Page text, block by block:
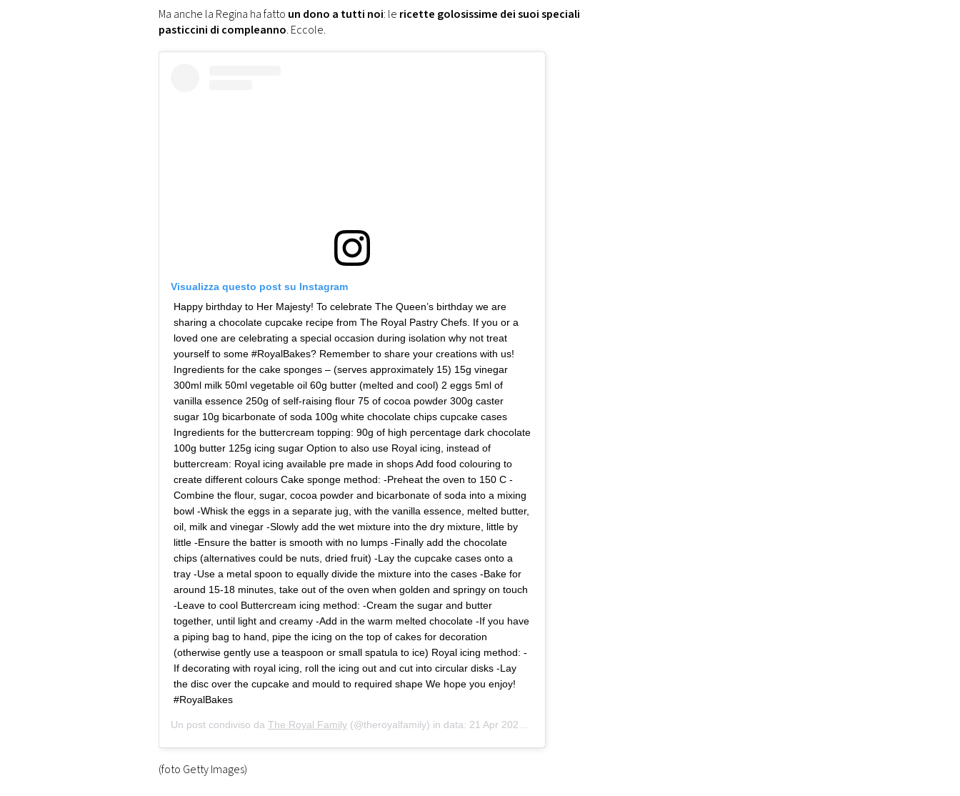
Ma anche la Regina ha fatto un dono a tutti noi: le ricette golosissime dei suoi speciali
pasticcini di compleanno. Eccole.
Visualizza questo post su Instagram
Happy birthday to Her Majesty! To celebrate The Queen’s birthday we are
sharing a chocolate cupcake recipe from The Royal Pastry Chefs. If you or a
loved one are celebrating a special occasion during isolation why not treat
yourself to some #RoyalBakes? Remember to share your creations with us!
Ingredients for the cake sponges – (serves approximately 15) 15g vinegar
300ml milk 50ml vegetable oil 60g butter (melted and cool) 2 eggs 5ml of
vanilla essence 250g of self-raising flour 75 of cocoa powder 300g caster
sugar 10g bicarbonate of soda 100g white chocolate chips cupcake cases
Ingredients for the buttercream topping: 90g of high percentage dark chocolate
100g butter 125g icing sugar Option to also use Royal icing, instead of
buttercream: Royal icing available pre made in shops Add food colouring to
create different colours Cake sponge method: -Preheat the oven to 150 C -
Combine the flour, sugar, cocoa powder and bicarbonate of soda into a mixing
bowl -Whisk the eggs in a separate jug, with the vanilla essence, melted butter,
oil, milk and vinegar -Slowly add the wet mixture into the dry mixture, little by
little -Ensure the batter is smooth with no lumps -Finally add the chocolate
chips (alternatives could be nuts, dried fruit) -Lay the cupcake cases onto a
tray -Use a metal spoon to equally divide the mixture into the cases -Bake for
around 15-18 minutes, take out of the oven when golden and springy on touch
-Leave to cool Buttercream icing method: -Cream the sugar and butter
together, until light and creamy -Add in the warm melted chocolate -If you have
a piping bag to hand, pipe the icing on the top of cakes for decoration
(otherwise gently use a teaspoon or small spatula to ice) Royal icing method: -
If decorating with royal icing, roll the icing out and cut into circular disks -Lay
the disc over the cupcake and mould to required shape We hope you enjoy!
#RoyalBakes
Un post condiviso da The Royal Family (@theroyalfamily) in data: 21 Apr 2020 alle ore 6:53 PDT
(foto Getty Images)